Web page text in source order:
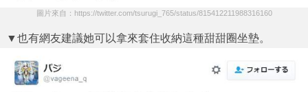
圖片來自：https://twitter.com/tsurugi_765/status/815412211988316160
▼也有網友建議她可以拿來套住收納這種甜甜圈坐墊。